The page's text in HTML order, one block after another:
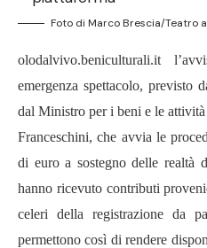
Foto di Marco Brescia/Teatro
olodalvivo.beniculturali.it
emergenza spettacolo, previsto
dal Ministro per i beni e le
Franceschini, che avvia le
di euro a sostegno delle realtà
hanno ricevuto contributi
celeri della registrazione da
permettono così di rendere